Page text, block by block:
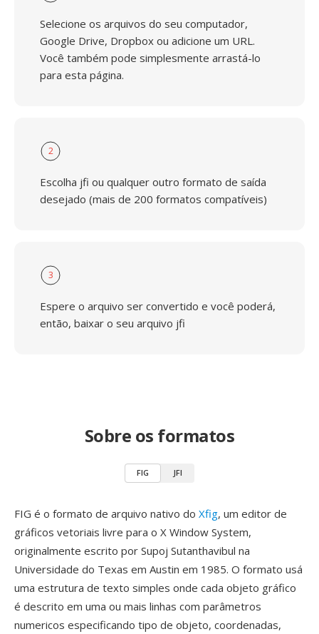
Selecione os arquivos do seu computador,
Google Drive, Dropbox ou adicione um URL.
Você também pode simplesmente arrastá-lo
para esta página.
2
Escolha jfi ou qualquer outro formato de saída
desejado (mais de 200 formatos compatíveis)
3
Espere o arquivo ser convertido e você poderá,
então, baixar o seu arquivo jfi
Sobre os formatos
FIG JFI
FIG é o formato de arquivo nativo do Xfig, um editor de
gráficos vetoriais livre para o X Window System,
originalmente escrito por Supoj Sutanthavibul na
Universidade do Texas em Austin em 1985. O formato usá
uma estrutura de texto simples onde cada objeto gráfico
é descrito em uma ou mais linhas com parâmetros
numericos especificando tipo de objeto, coordenadas,